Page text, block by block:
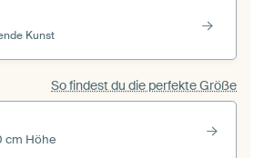
Kunst
So findest du die perfekte Größe
cm Höhe